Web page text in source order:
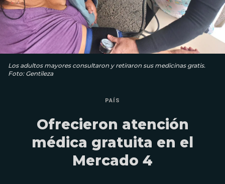
Los adultos mayores consultaron y retiraron sus medicinas gratis.
Foto: Gentileza
PAÍS
Ofrecieron atención
médica gratuita en el
Mercado 4